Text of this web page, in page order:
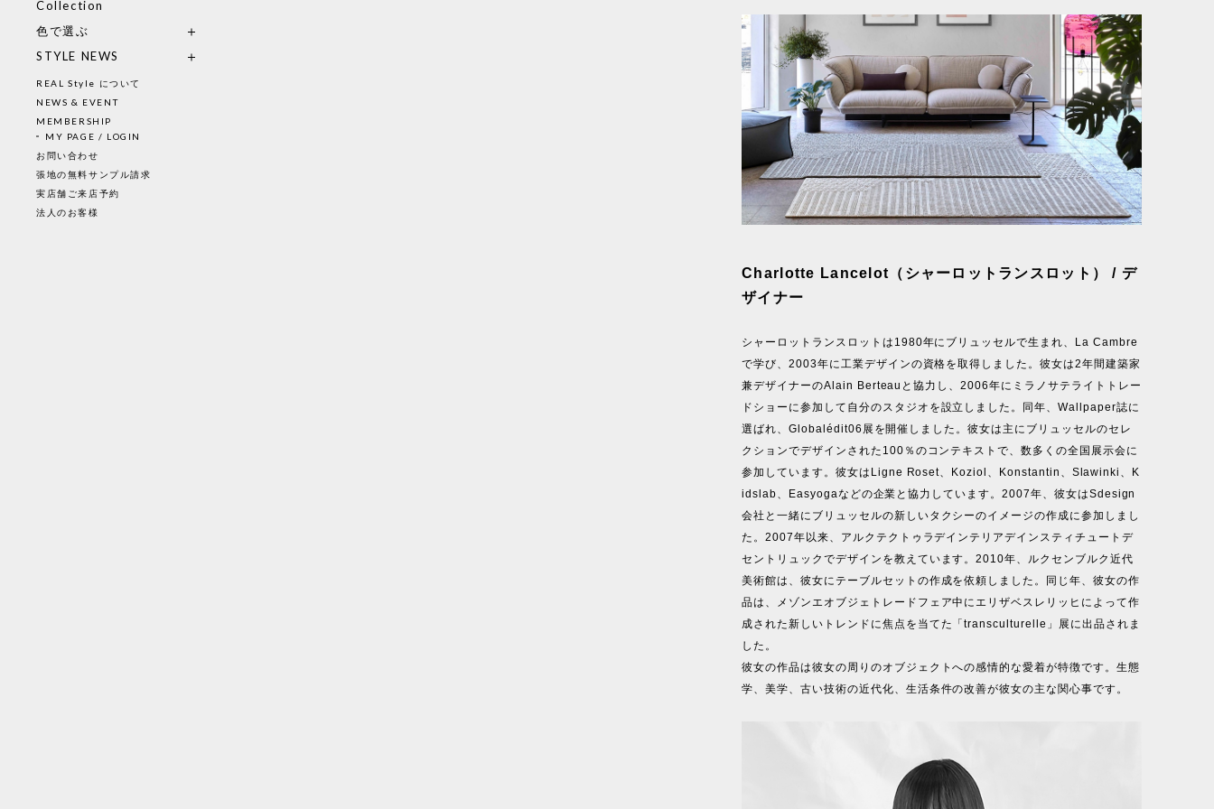
Collection
色で選ぶ
STYLE NEWS
REAL Style について
NEWS & EVENT
MEMBERSHIP
MY PAGE / LOGIN
お問い合わせ
張地の無料サンプル請求
実店舗ご来店予約
法人のお客様
Charlotte Lancelot（シャーロットランスロット） / デ
ザイナー
シャーロットランスロットは1980年にブリュッセルで生まれ、La Cambre
で学び、2003年に工業デザインの資格を取得しました。彼女は2年間建築家
兼デザイナーのAlain Berteauと協力し、2006年にミラノサテライトトレー
ドショーに参加して自分のスタジオを設立しました。同年、Wallpaper誌に
選ばれ、Globalédit06展を開催しました。彼女は主にブリュッセルのセレ
クションでデザインされた100％のコンテキストで、数多くの全国展示会に
参加しています。彼女はLigne Roset、Koziol、Konstantin、Slawinki、K
idslab、Easyogaなどの企業と協力しています。2007年、彼女はSdesign
会社と一緒にブリュッセルの新しいタクシーのイメージの作成に参加しまし
た。2007年以来、アルクテクトゥラデインテリアデインスティチュートデ
セントリュックでデザインを教えています。2010年、ルクセンブルク近代
美術館は、彼女にテーブルセットの作成を依頼しました。同じ年、彼女の作
品は、メゾンエオブジェトレードフェア中にエリザベスレリッヒによって作
成された新しいトレンドに焦点を当てた「transculturelle」展に出品されま
した。
彼女の作品は彼女の周りのオブジェクトへの感情的な愛着が特徴です。生態
学、美学、古い技術の近代化、生活条件の改善が彼女の主な関心事です。